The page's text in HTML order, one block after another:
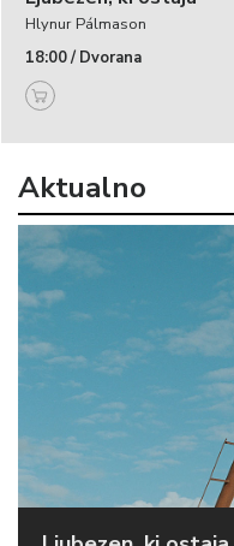
Hlynur Pálmason
18:00 / Dvorana
Aktualno